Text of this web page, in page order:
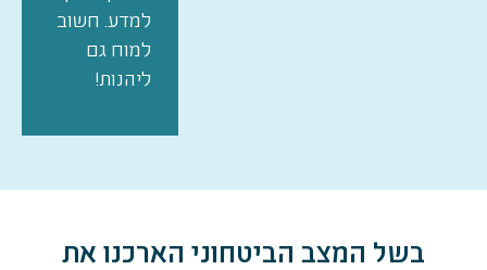
למדע. חשוב
למוח גם
ליהנות!
בשל המצב הביטחוני הארכנו את